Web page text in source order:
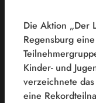
Die Aktion „Der
Regensburg
Kinder- und
verzeichnete
eine